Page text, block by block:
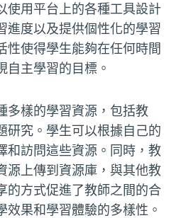
使用平台上的各種工具設計
進度以及提供個性化的學習
性使得學生能夠在任何時間
自主學習的目標。
多樣的學習資源，包括教
研究。學生可以根據自己的
和訪問這些資源。同時，教
源上傳到資源庫，與其他教
的方式促進了教師之間的合
效果和學習體驗的多樣性。